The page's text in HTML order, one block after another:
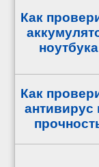
Как
ноутбука
Как
антивирус